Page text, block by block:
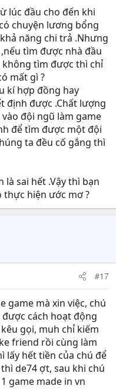
lúc đầu cho đến khi
chuyện lương bổng
năng chi trả .Nhưng
tìm được nhà đầu
tìm được thì chỉ
mất gì ?
kí hợp đồng hay
định được .Chất lượng
đội ngũ làm game
để tìm được một đội
ta đều cố gắng thì
sai hết .Vậy thì bạn
hiện ước mơ ?
#17
game mà xin việc, chú
cách hoạt động
gọi, muh chỉ kiếm
friend rồi cùng làm
lấy hết tiền của chú để
de74 ợt, sau khi chú
game made in vn